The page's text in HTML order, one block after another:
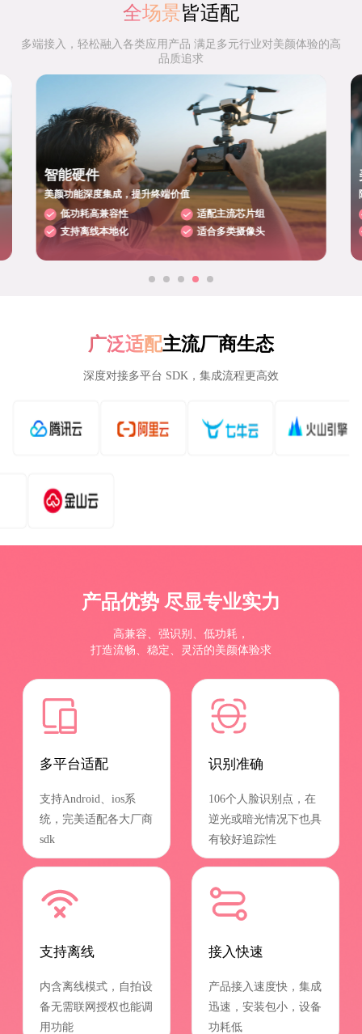
全场景皆适配
多端接入，轻松融入各类应用产品 满足多元行业对美颜体验的高
品质追求
智能硬件
美颜功能深度集成，提升终端价值
低功耗高兼容性
适配主流芯片组
支持离线本地化
适合多类摄像头
广泛适配主流厂商生态
深度对接多平台 SDK，集成流程更高效
产品优势 尽显专业实力
高兼容、强识别、低功耗，
打造流畅、稳定、灵活的美颜体验求
多平台适配
支持Android、ios系
统，完美适配各大厂商
sdk
识别准确
106个人脸识别点，在
逆光或暗光情况下也具
有较好追踪性
支持离线
内含离线模式，自拍设
备无需联网授权也能调
用功能
接入快速
产品接入速度快，集成
迅速，安装包小，设备
功耗低